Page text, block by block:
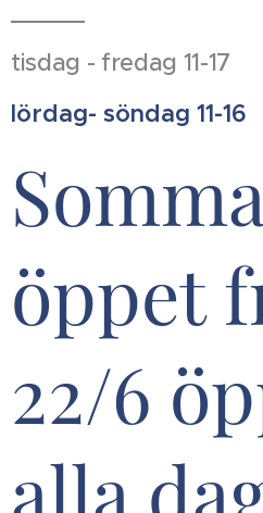
tisdag - fredag 11-17
lördag- söndag 11-16
öppet
22/6
alla